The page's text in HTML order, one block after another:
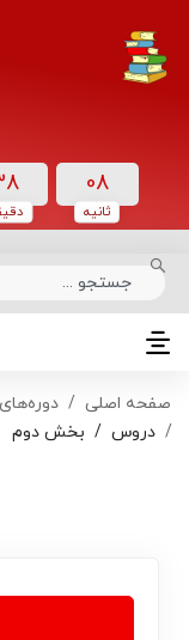
07
ثانیه
دسته بندی دوره‌ها
صفحه اصلی
دروس
بخش دوم